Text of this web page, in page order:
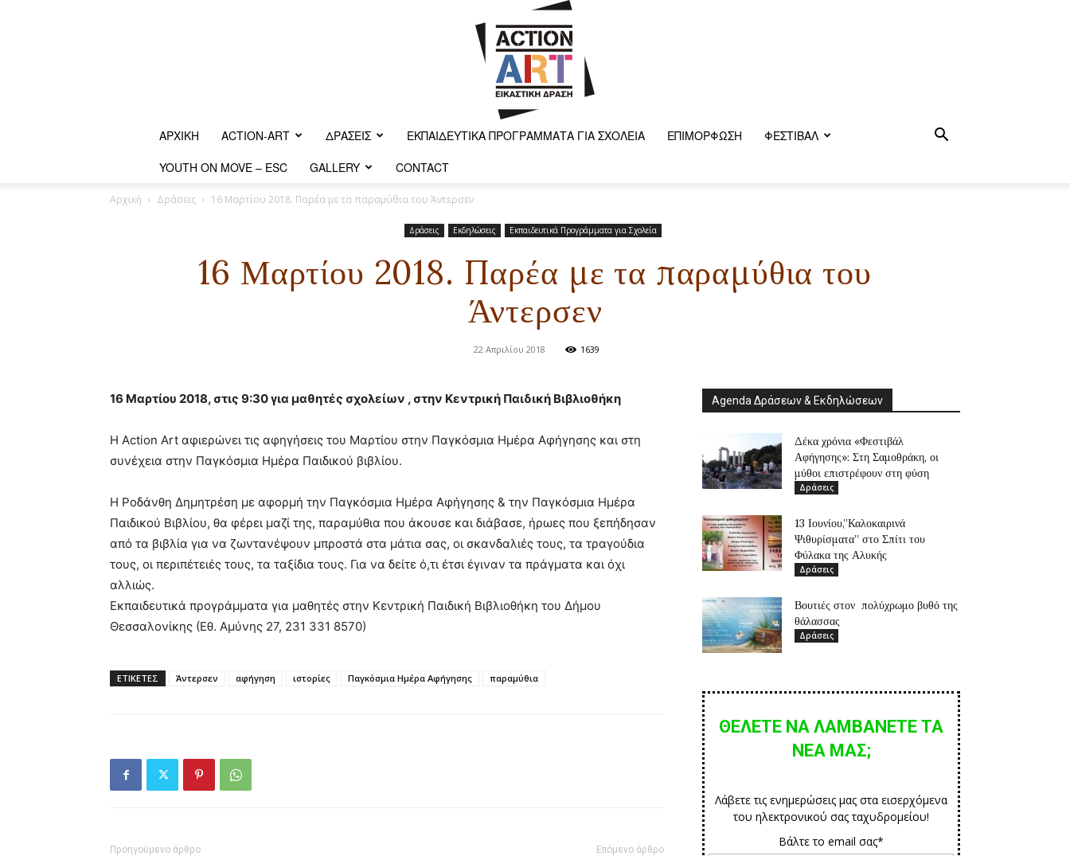
art
ΑΡΧΙΚΗ ACTION-ART ΔΡΆΣΕΙΣ ΕΚΠΑΙΔΕΥΤΙΚΆ ΠΡΟΓΡΆΜΜΑΤΑ ΓΙΑ ΣΧΟΛΕΊΑ ΕΠΙΜΌΡΦΩΣΗ
ΦΕΣΤΙΒΑΛ
YOUTH ON MOVE – ESC
GALLERY CONTACT
Αρχική Δράσεις 16 Μαρτίου 2018. Παρέα με τα παραμύθια του Άντερσεν
Δράσεις Εκδηλώσεις Εκπαιδευτικά Προγράμματα για Σχολεία
16 Μαρτίου 2018. Παρέα με τα παραμύθια του
Άντερσεν
22 Απριλίου 2018 1639
16 Μαρτίου 2018, στις 9:30 για μαθητές σχολείων , στην Κεντρική Παιδική Βιβλιοθήκη
Η Action Art αφιερώνει τις αφηγήσεις του Μαρτίου στην Παγκόσμια Ημέρα Αφήγησης και στη
συνέχεια στην Παγκόσμια Ημέρα Παιδικού βιβλίου.
Η Ροδάνθη Δημητρέση με αφορμή την Παγκόσμια Ημέρα Αφήγησης & την Παγκόσμια Ημέρα
Παιδικού Βιβλίου, θα φέρει μαζί της, παραμύθια που άκουσε και διάβασε, ήρωες που ξεπήδησαν
από τα βιβλία για να ζωντανέψουν μπροστά στα μάτια σας, οι σκανδαλιές τους, τα τραγούδια
τους, οι περιπέτειές τους, τα ταξίδια τους. Για να δείτε ό,τι έτσι έγιναν τα πράγματα και όχι
αλλιώς.
Εκπαιδευτικά προγράμματα για μαθητές στην Κεντρική Παιδική Βιβλιοθήκη του Δήμου
Θεσσαλονίκης (Εθ. Αμύνης 27, 231 331 8570)
ΕΤΙΚΕΤΕΣ Άντερσεν αφήγηση ιστορίες Παγκόσμια Ημέρα Αφήγησης παραμύθια
Προηγούμενο άρθρο Επόμενο άρθρο
Agenda Δράσεων & Εκδηλώσεων
Δέκα χρόνια «Φεστιβάλ
Αφήγησης»: Στη Σαμοθράκη, οι
μύθοι επιστρέφουν στη φύση
Δράσεις
13 Ιουνίου,”Καλοκαιρινά
Ψιθυρίσματα” στο Σπίτι του
Φύλακα της Αλυκής
Δράσεις
Βουτιές στον πολύχρωμο βυθό της
θάλασσας
Δράσεις
ΘΕΛΕΤΕ ΝΑ ΛΑΜΒΑΝΕΤΕ ΤΑ
ΝΕΑ ΜΑΣ;
Λάβετε τις ενημερώσεις μας στα εισερχόμενα
του ηλεκτρονικού σας ταχυδρομείου!
Βάλτε το email σας*